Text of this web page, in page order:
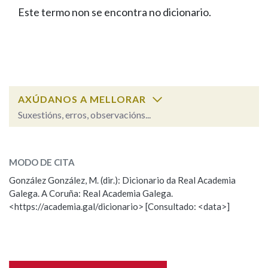
FIGURAS HOMENAXEADAS
PORTAL DAS PALABRAS
Facebook
TwitterYoutubeInstagram
Bluesky
BUSCAR NOS LEMAS
Remata por
BUSCAR NO CONTIDO
Nas definicións
Este termo non se encontra no dicionario.
AXÚDANOS A MELLORAR
Suxestións, erros, observacións...
Observación
Nome
MODO DE CITA
González González, M. (dir.): Dicionario da Real Academia
Galega. A Coruña: Real Academia Galega.
<https://academia.gal/dicionario> [Consultado: <data>]